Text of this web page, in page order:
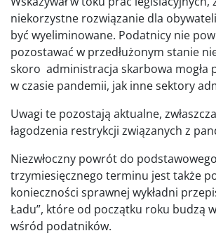
niekorzystne rozwiązanie dla
być wyeliminowane. Podatnicy nie
pozostawać w przedłużonym stanie
skoro administracja skarbowa mogła
w czasie pandemii, jak inne sektory
Uwagi te pozostają aktualne,
łagodzenia restrykcji związanych z
Niezwłoczny powrót do podstawowego
trzymiesięcznego terminu jest także
konieczności sprawnej wykładni
Ładu”, które od początku roku budzą
wśród podatników.